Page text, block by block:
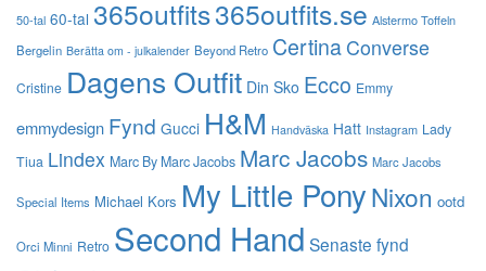
50-tal 60-tal 365outfits365outfits.se Alstermo Toffeln
Bergelin Berätta om - julkalender Beyond Retro CertinaConverse
Cristine Dagens Outfit Din Sko Ecco Emmy
emmydesign Fynd Gucci H&M Handväska Hatt Instagram Lady
Tiua Lindex Marc By Marc Jacobs Marc Jacobs Marc Jacobs
Special Items Michael Kors My Little PonyNixon ootd
Orci Minni Retro Second Hand Senaste fynd